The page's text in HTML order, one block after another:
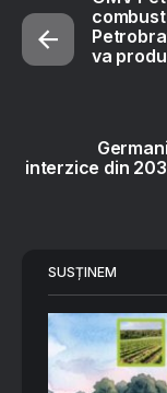
va
interzice din
SUSȚINEM